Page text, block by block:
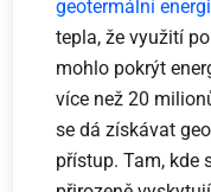
geotermální
tepla, že využití
mohlo pokrýt
více než 20
se dá získávat
přístup. Tam, kde